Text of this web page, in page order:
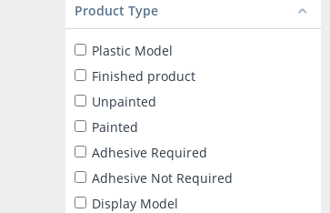
2025年10月
2025年11月
2025年12月
2025年1月
2025年2月
2025年3月
2025年4月
2025年5月
Product Type
Plastic Model
Finished product
Unpainted
Painted
Adhesive Required
Adhesive Not Required
Display Model